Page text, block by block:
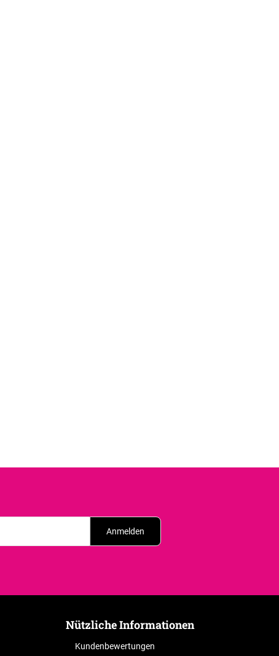
Anmelden
Nützliche Informationen
Kundenbewertungen